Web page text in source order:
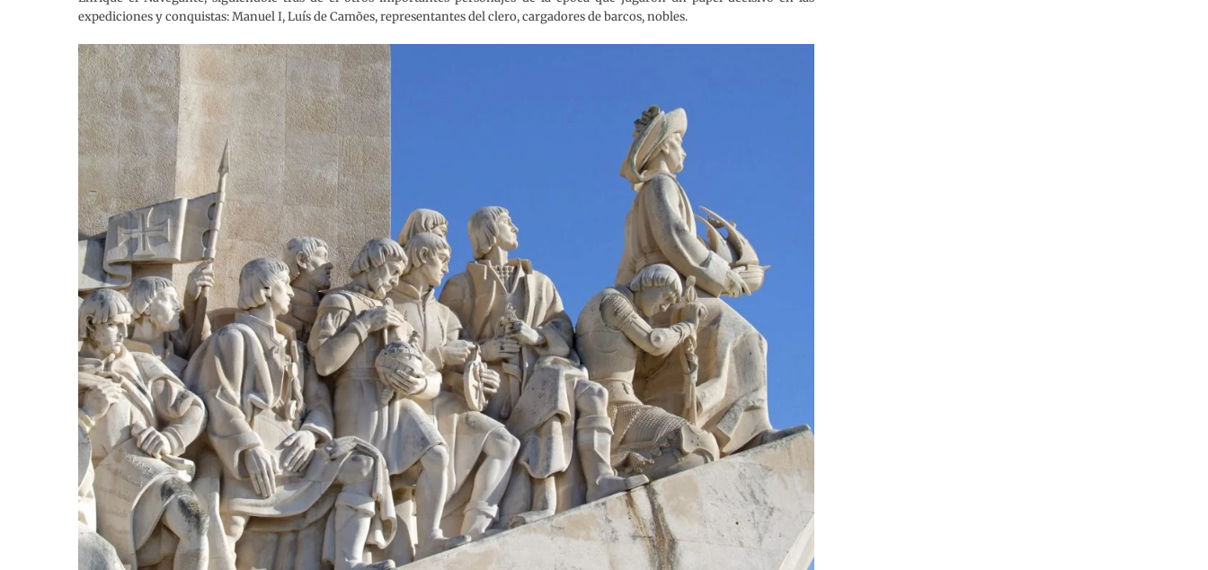
expediciones y conquistas: Manuel I, Luís de Camões, representantes del clero, cargadores de barcos, nobles.